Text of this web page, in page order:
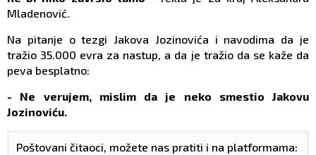
Mladenović.
Na pitanje o tezgi Jakova Jozinovića i navodima da je
tražio 35.000 evra za nastup, a da je tražio da se kaže da
peva besplatno:
- Ne verujem, mislim da je neko smestio Jakovu
Jozinoviću.
Poštovani čitaoci, možete nas pratiti i na platformama: